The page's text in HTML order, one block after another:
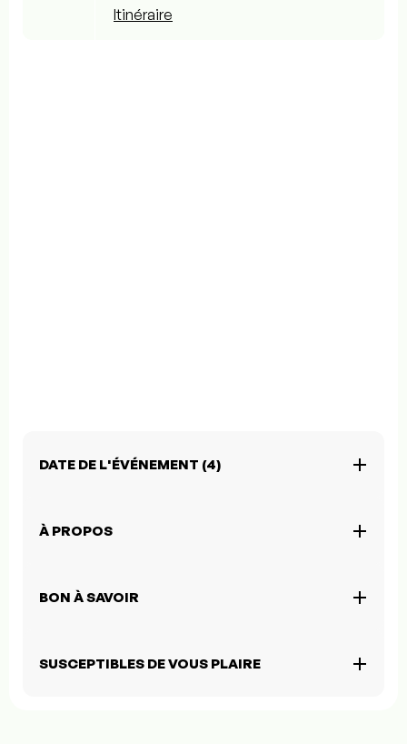
Itinéraire
DATE DE L'ÉVÉNEMENT (4)
À PROPOS
BON À SAVOIR
SUSCEPTIBLES DE VOUS PLAIRE